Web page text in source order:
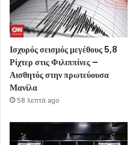
Ισχυρός σεισμός μεγέθους 5,8
Ρίχτερ στις Φιλιππίνες –
Αισθητός στην πρωτεύουσα
Μανίλα
58 λεπτά ago